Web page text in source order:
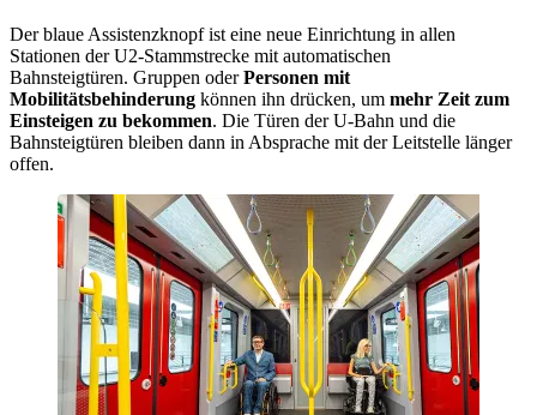
Der blaue Assistenzknopf ist eine neue Einrichtung in allen
Stationen der U2-Stammstrecke mit automatischen
Bahnsteigtüren. Gruppen oderPersonen mit
Mobilitätsbehinderung können ihn drücken, um mehr Zeit zum
Einsteigen zu bekommen. Die Türen der U-Bahn und die
Bahnsteigtüren bleiben dann in Absprache mit der Leitstelle länger
offen.